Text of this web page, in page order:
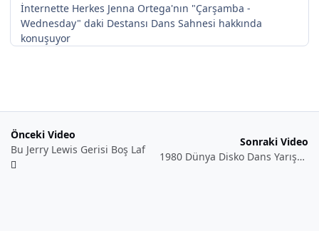
İnternette Herkes Jenna Ortega'nın "Çarşamba -
Wednesday" daki Destansı Dans Sahnesi hakkında
konuşuyor
Önceki Video
Bu Jerry Lewis Gerisi Boş Laf
Sonraki Video
1980 Dünya Disko Dans Yarışması Finali